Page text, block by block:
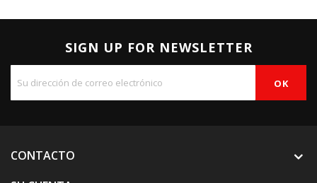
SIGN UP FOR NEWSLETTER
CONTACTO